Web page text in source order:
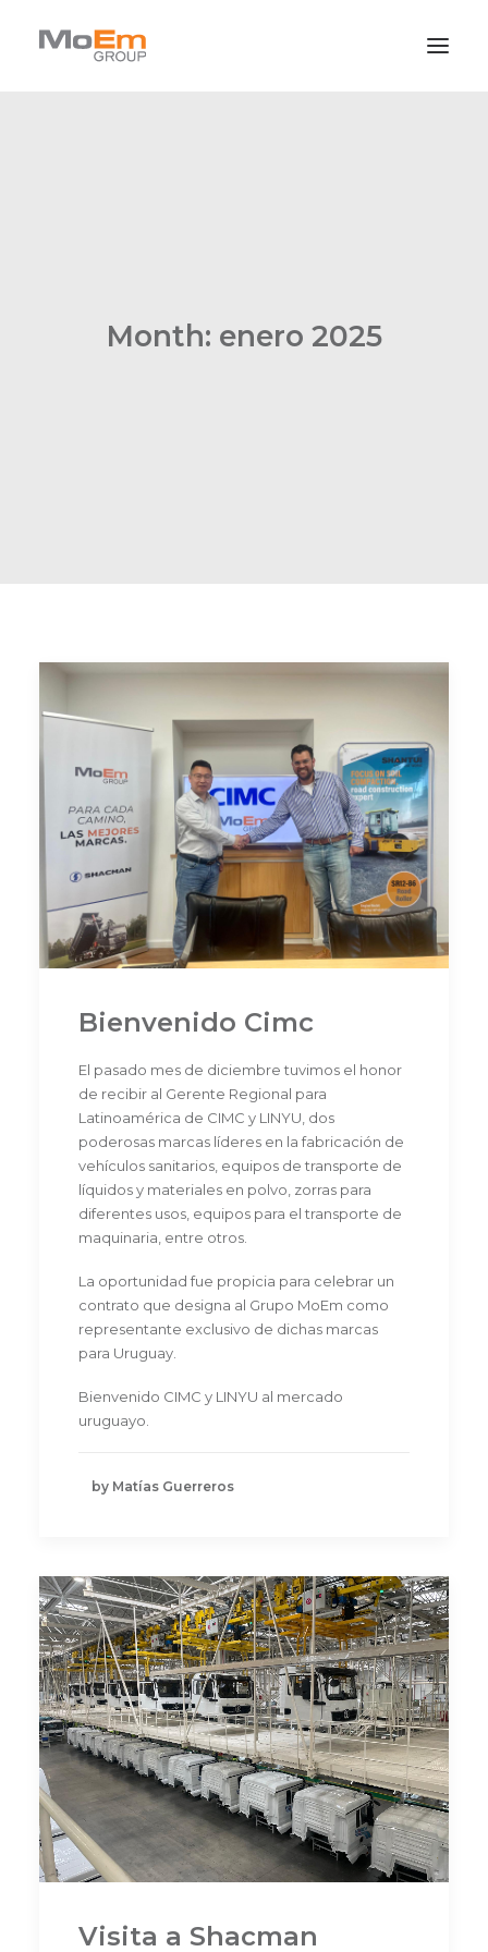
Month: enero 2025
Bienvenido Cimc
El pasado mes de diciembre tuvimos el honor
de recibir al Gerente Regional para
Latinoamérica de CIMC y LINYU, dos
poderosas marcas líderes en la fabricación de
vehículos sanitarios, equipos de transporte de
líquidos y materiales en polvo, zorras para
diferentes usos, equipos para el transporte de
maquinaria, entre otros.
La oportunidad fue propicia para celebrar un
contrato que designa al Grupo MoEm como
representante exclusivo de dichas marcas
para Uruguay.
Bienvenido CIMC y LINYU al mercado
uruguayo.
by Matías Guerreros
Visita a Shacman